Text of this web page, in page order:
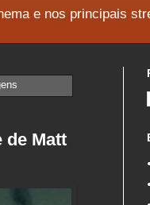
e nos principais
de Matt